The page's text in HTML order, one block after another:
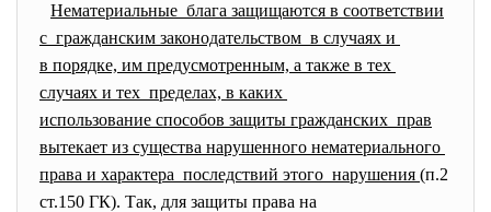
Нематериальные блага защищаются в соответствии
с гражданским законодательством в случаях и
в порядке, им предусмотренным, а также в тех
случаях и тех пределах, в каких
использование способов защиты гражданских прав
вытекает из существа нарушенного нематериального
права и характера последствий этого нарушения (п.2
ст.150 ГК). Так, для защиты права на